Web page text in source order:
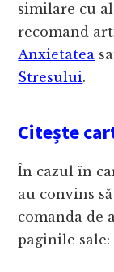
similare cu
recomand
Anxietatea
Stresului.
Citește
În cazul în
au convins
comanda de
paginile sale: